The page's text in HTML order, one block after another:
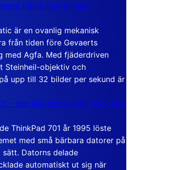
från 8 mm-filmens
är en ovanlig mekanisk
från tiden före Gevaerts
med Agfa. Med fjäderdriven
Steinheil-objektiv och
upp till 32 bilder per sekund är
– den lilla datorn som vecklade
ThinkPad 701 år 1995 löste
med små bärbara datorer på
Datorns delade
automatiskt ut sig när